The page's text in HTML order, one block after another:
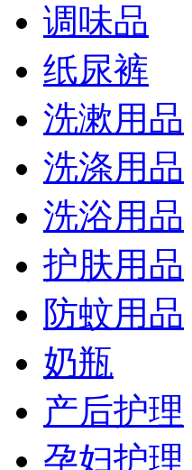
调味品
纸尿裤
洗漱用品
洗涤用品
洗浴用品
护肤用品
防蚊用品
奶瓶
产后护理
孕妇护理